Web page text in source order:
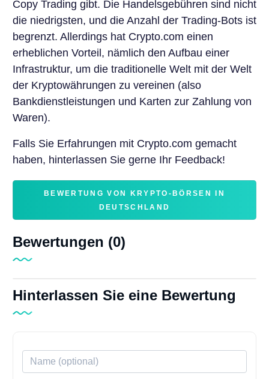
Copy Trading gibt. Die Handelsgebühren sind nicht
die niedrigsten, und die Anzahl der Trading-Bots ist
begrenzt. Allerdings hat Crypto.com einen
erheblichen Vorteil, nämlich den Aufbau einer
Infrastruktur, um die traditionelle Welt mit der Welt
der Kryptowährungen zu vereinen (also
Bankdienstleistungen und Karten zur Zahlung von
Waren).
Falls Sie Erfahrungen mit Crypto.com gemacht
haben, hinterlassen Sie gerne Ihr Feedback!
BEWERTUNG VON KRYPTO-BÖRSEN IN
DEUTSCHLAND
Bewertungen (0)
Hinterlassen Sie eine Bewertung